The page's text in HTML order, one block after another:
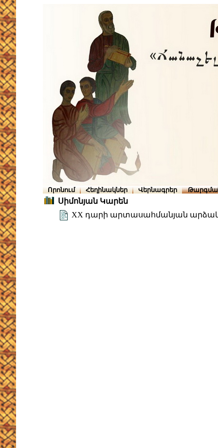
Որոնում Հեղինակներ Վերնագրեր
Սիմոնյան Կարեն
XX դարի արտասահմանյան